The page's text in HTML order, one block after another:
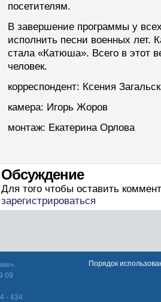
посетителям.
В завершение программы у
исполнить песни военных лет.
стала «Катюша». Всего в этот
человек.
корреспондент: Ксения
камера: Игорь Жоров
монтаж: Екатерина Орлова
Обсуждение
Для того чтобы оставить
зарегистрироваться
09
- 434
Порядок